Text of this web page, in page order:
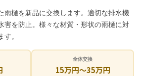
雨樋を新品に交換します。適切な排水機
害を防止。様々な材質・形状の雨樋に対
す。
全体交換
15万円〜35万円